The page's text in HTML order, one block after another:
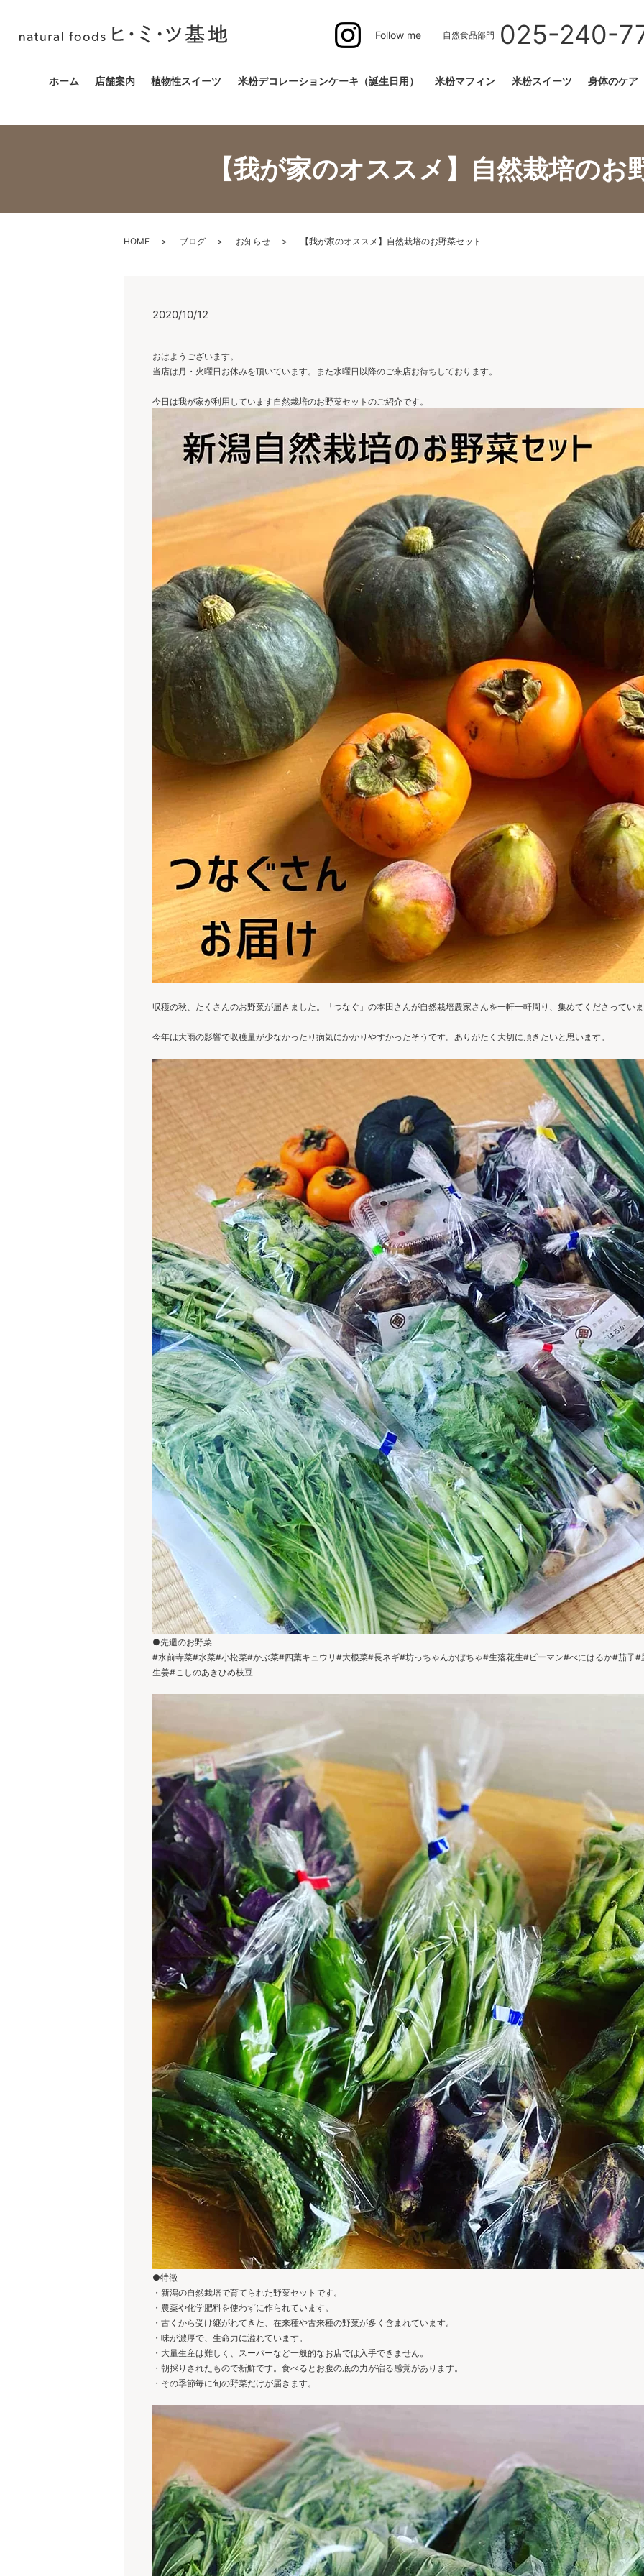
Follow me 自然食品部門 025-240-
ホーム 店舗案内 植物性スイーツ 米粉デコレーションケーキ（誕生日用） 米粉マフィン 米粉スイーツ 身体のケア
【我が家のオススメ】自然栽培のお
HOME ブログ お知らせ 【我が家のオススメ】自然栽培のお野菜セット
2020/10/12
おはようございます。
当店は月・火曜日お休みを頂いています。また水曜日以降のご来店お待ちしております。
今日は我が家が利用しています自然栽培のお野菜セットのご紹介です。
収穫の秋、たくさんのお野菜が届きました。「つなぐ」の本田さんが自然栽培農家さんを一軒一軒周り、集めてくださってい
今年は大雨の影響で収穫量が少なかったり病気にかかりやすかったそうです。ありがたく大切に頂きたいと思います。
●先週のお野菜
#水前寺菜#水菜#小松菜#かぶ菜#四葉キュウリ#大根菜#長ネギ#坊っちゃんかぼちゃ#生落花生#ピーマン#べにはるか#茄子
生姜#こしのあきひめ枝豆
●特徴
・新潟の自然栽培で育てられた野菜セットです。
・農薬や化学肥料を使わずに作られています。
・古くから受け継がれてきた、在来種や古来種の野菜が多く含まれています。
・味が濃厚で、生命力に溢れています。
・大量生産は難しく、スーパーなど一般的なお店では入手できません。
・朝採りされたもので新鮮です。食べるとお腹の底の力が宿る感覚があります。
・その季節毎に旬の野菜だけが届きます。